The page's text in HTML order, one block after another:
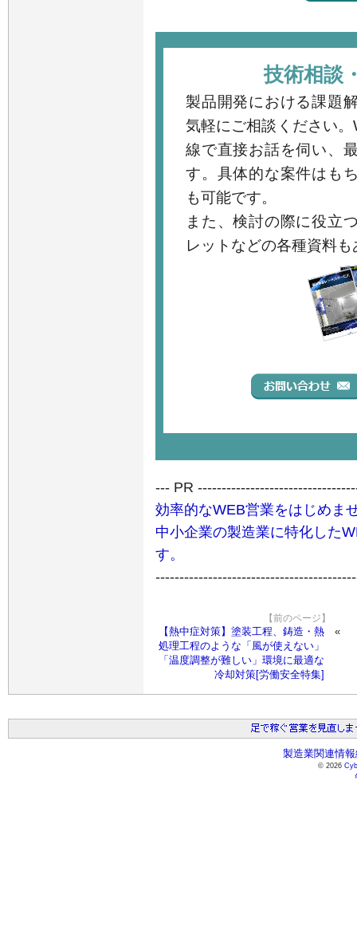
技術相談
製品開発における課題
気軽にご相談ください
線で直接お話を伺い、
す。具体的な案件はも
も可能です。
また、検討の際に役立
レットなどの各種資料
--- PR
効率的なWEB営業をはじめま
中小企業の製造業に特化した
す。
【前のページ】
【熱中症対策】塗装工程、鋳造・熱
処理工程のような「風が使えない」
「温度調整が難しい」環境に最適な
冷却対策[労働安全特集]
製造業関連情
© 2026